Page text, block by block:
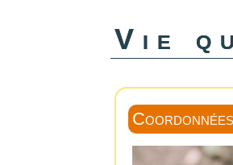
Vie